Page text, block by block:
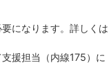
になります。詳しくは
援担当（内線175）に